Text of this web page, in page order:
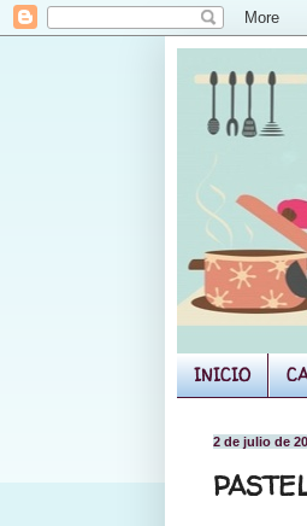
INICIO
2 de julio de